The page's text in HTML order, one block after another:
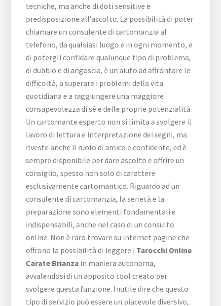
tecniche, ma anche di doti sensitive e
predisposizione all’ascolto. La possibilità di poter
chiamare un consulente di cartomanzia al
telefono, da qualsiasi luogo e in ogni momento, e
di potergli confidare qualunque tipo di problema,
di dubbio e di angoscia, è un aiuto ad affrontare le
difficoltà, a superare i problemi della vita
quotidiana e a raggiungere una maggiore
consapevolezza di sé e delle proprie potenzialità.
Un cartomante esperto non si limita a svolgere il
lavoro di lettura e interpretazione dei segni, ma
riveste anche il ruolo di amico e confidente, ed è
sempre disponibile per dare ascolto e offrire un
consiglio, spesso non solo di carattere
esclusivamente cartomantico. Riguardo ad un
consulente di cartomanzia, la serietà e la
preparazione sono elementi fondamentali e
indispensabili, anche nel caso di un consulto
online. Non è raro trovare su internet pagine che
offrono la possibilità di leggere i Tarocchi Online
Carate Brianza in maniera autonoma,
avvalendosi di un apposito tool creato per
svolgere questa funzione. Inutile dire che questo
tipo di servizio può essere un piacevole diversivo,